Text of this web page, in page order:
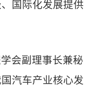
国际化发展提供
会副理事长兼秘
汽车产业核心发